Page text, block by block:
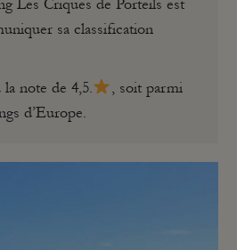
Les Criques de Porteils est
sa classification
note de 4,5.
, soit parmi
d’Europe.